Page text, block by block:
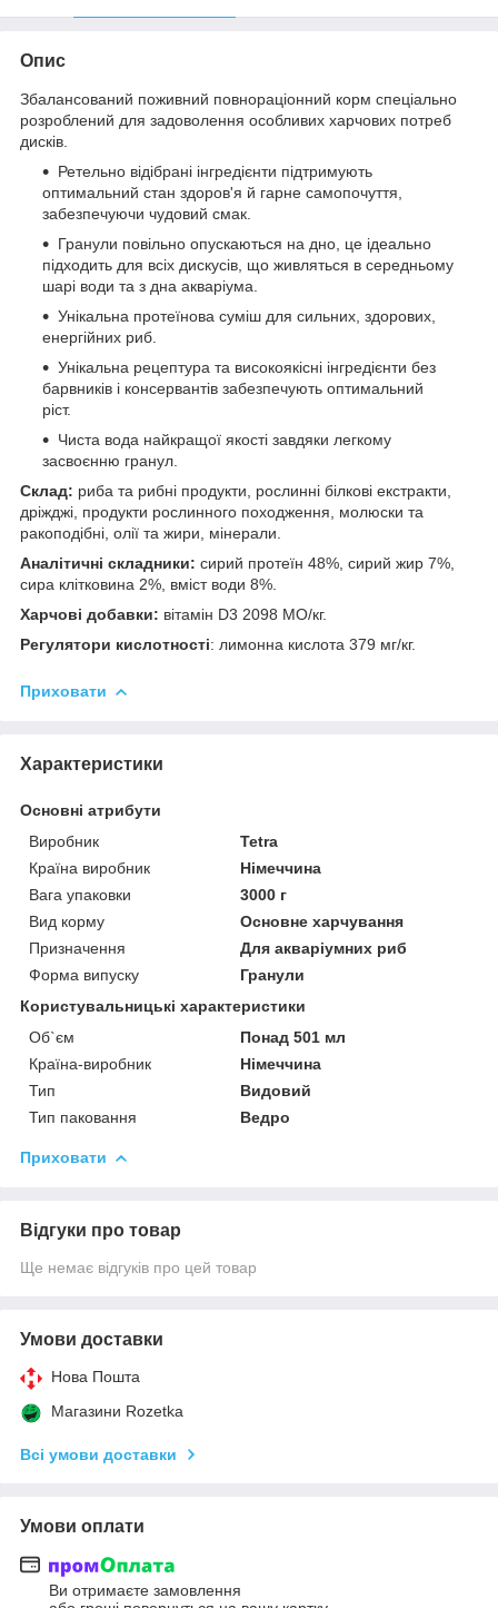
Опис
Збалансований поживний повнораціонний корм спеціально
розроблений для задоволення особливих харчових потреб
дисків.
Ретельно відібрані інгредієнти підтримують
оптимальний стан здоров'я й гарне самопочуття,
забезпечуючи чудовий смак.
Гранули повільно опускаються на дно, це ідеально
підходить для всіх дискусів, що живляться в середньому
шарі води та з дна акваріума.
Унікальна протеїнова суміш для сильних, здорових,
енергійних риб.
Унікальна рецептура та високоякісні інгредієнти без
барвників і консервантів забезпечують оптимальний
ріст.
Чиста вода найкращої якості завдяки легкому
засвоєнню гранул.
Склад: риба та рибні продукти, рослинні білкові екстракти,
дріжджі, продукти рослинного походження, молюски та
ракоподібні, олії та жири, мінерали.
Аналітичні складники: сирий протеїн 48%, сирий жир 7%,
сира клітковина 2%, вміст води 8%.
Харчові добавки: вітамін D3 2098 МО/кг.
Регулятори кислотності: лимонна кислота 379 мг/кг.
Приховати
Характеристики
Основні атрибути
Виробник
Tetra
Країна виробник
Німеччина
Вага упаковки
3000 г
Вид корму
Основне харчування
Призначення
Для акваріумних риб
Форма випуску
Гранули
Користувальницькі характеристики
Об`єм
Понад 501 мл
Країна-виробник
Німеччина
Тип
Видовий
Тип паковання
Ведро
Приховати
Відгуки про товар
Ще немає відгуків про цей товар
Умови доставки
Нова Пошта
Магазини Rozetka
Всі умови доставки
Умови оплати
Ви отримаєте замовлення